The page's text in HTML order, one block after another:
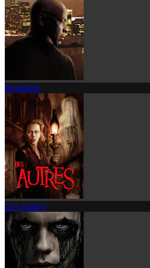
Equalizer
Les Autres